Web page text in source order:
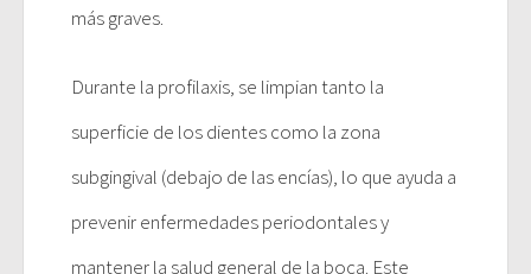
más graves.
Durante la profilaxis, se limpian tanto la
superficie de los dientes como la zona
subgingival (debajo de las encías), lo que ayuda a
prevenir enfermedades periodontales y
mantener la salud general de la boca. Este